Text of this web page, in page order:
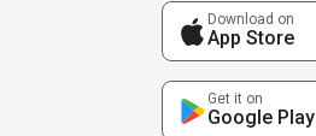
Download on
App Store
Get it on
Google Play